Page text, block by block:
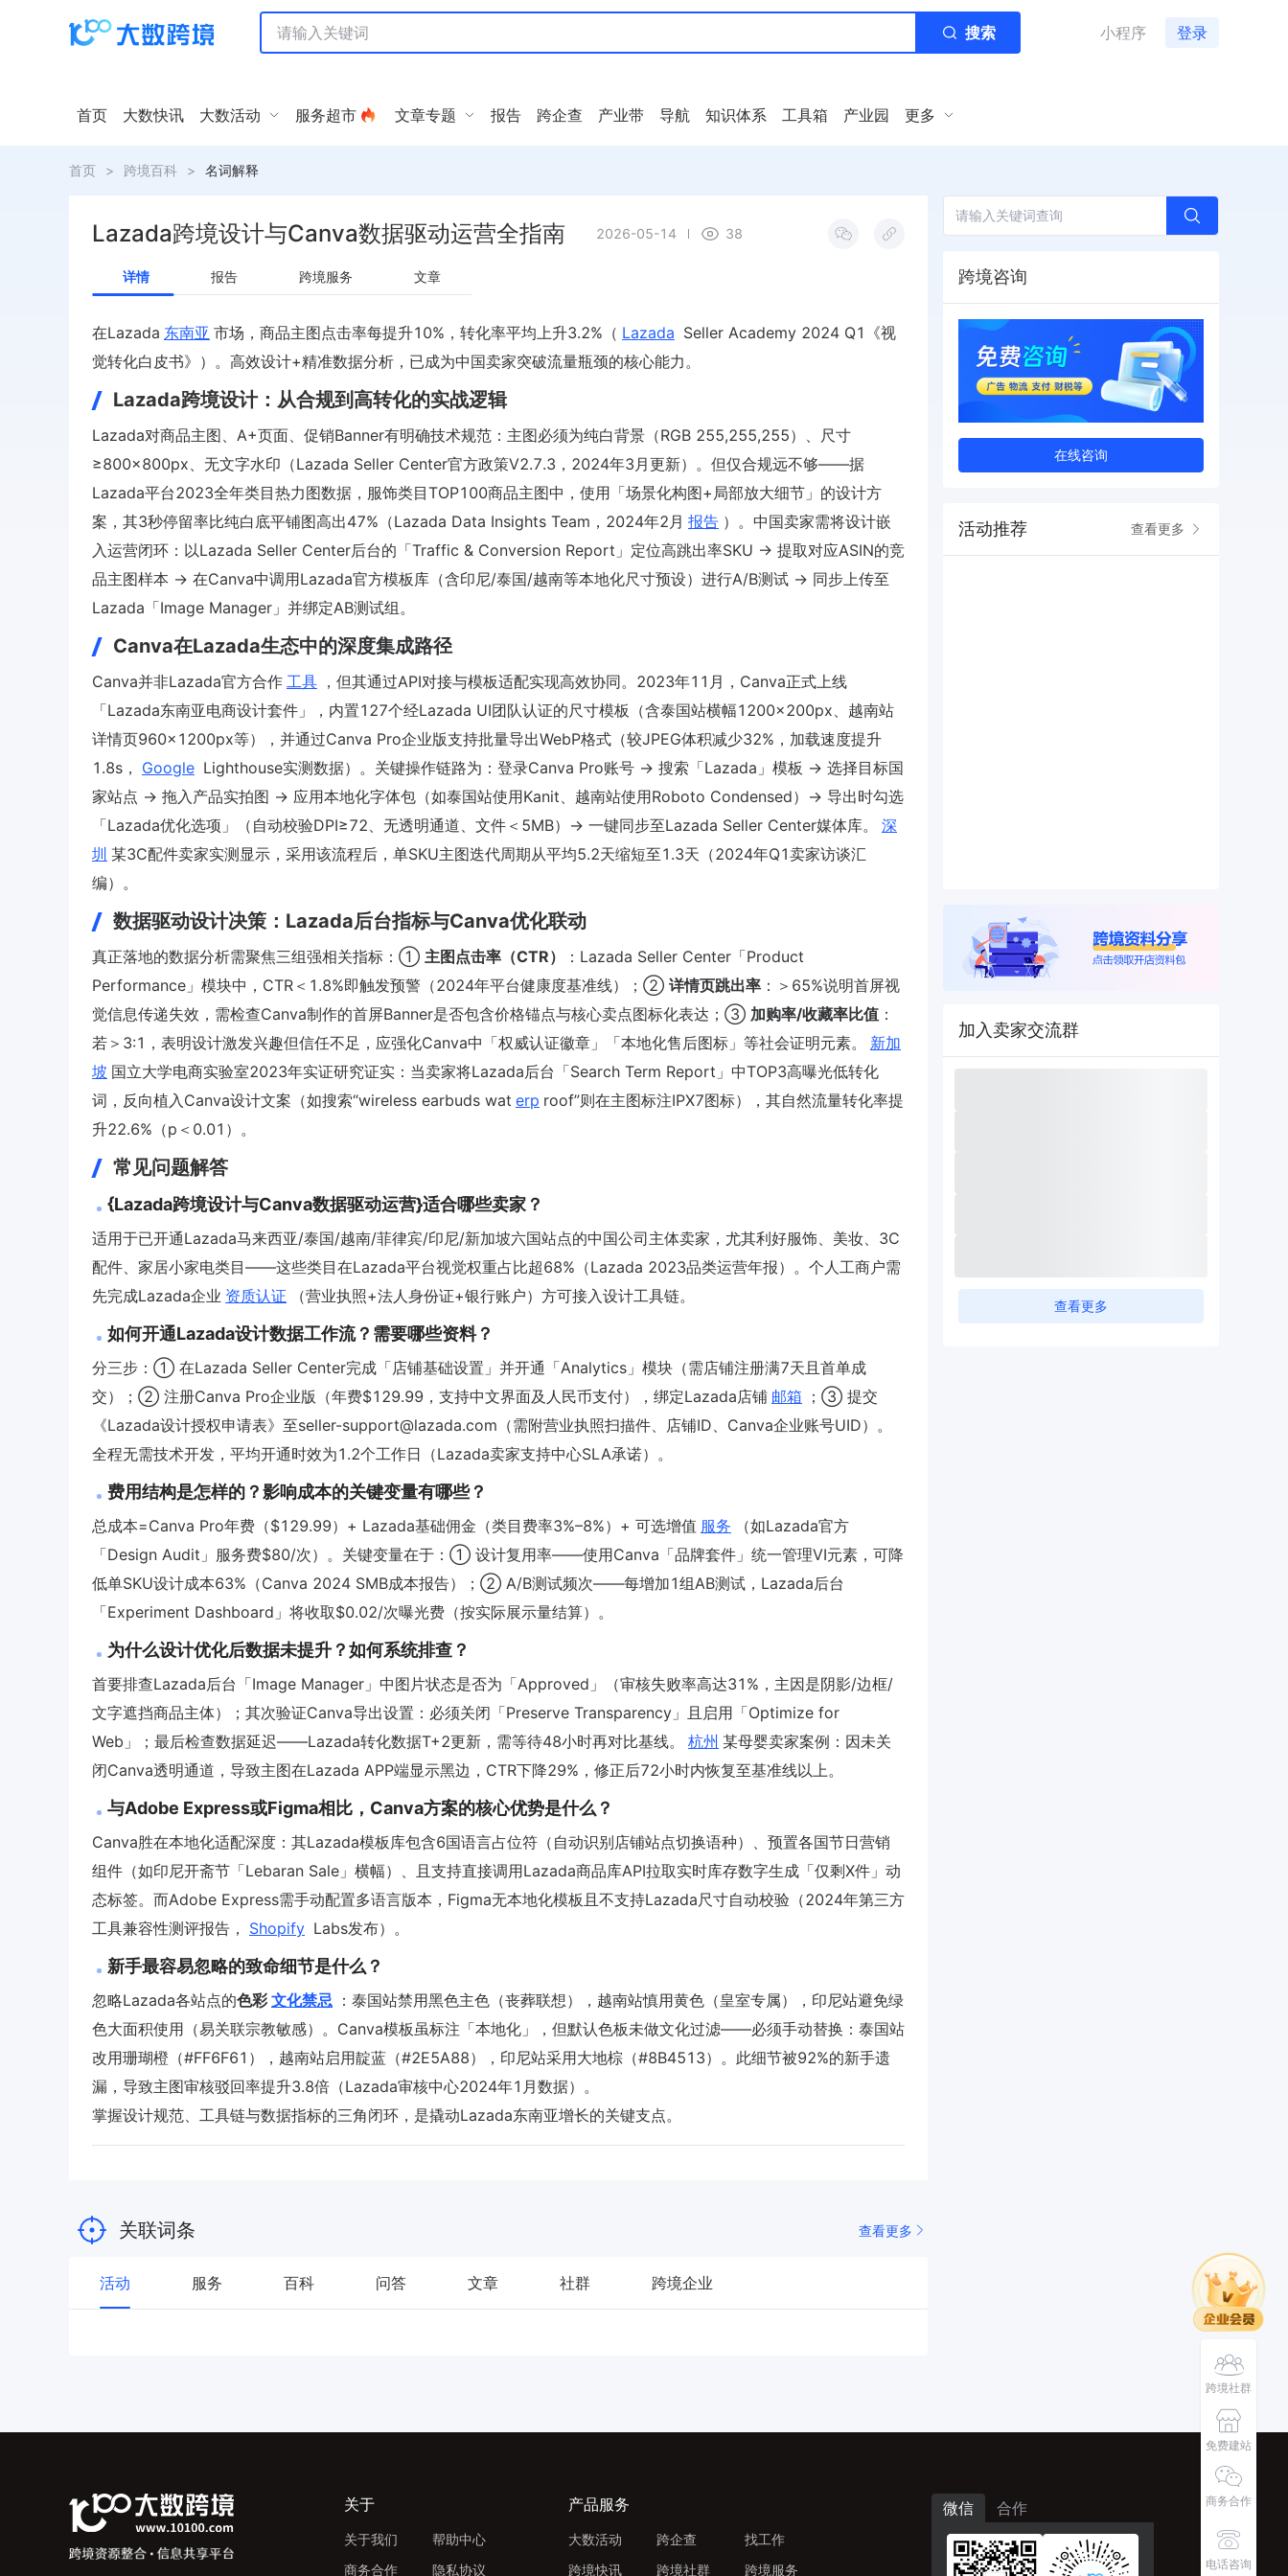
搜索 小程序 登录
首页 大数快讯 大数活动 服务超市 文章专题 报告 跨企查 产业带 导航 知识体系 工具箱 产业园 更多
首页 > 跨境百科 > 名词解释
Lazada跨境设计与Canva数据驱动运营全指南 2026-05-14 38
详情 报告 跨境服务 文章
在Lazada 东南亚 市场，商品主图点击率每提升10%，转化率平均上升3.2%（ Lazada Seller Academy 2024 Q1《视
觉转化白皮书》）。高效设计+精准数据分析，已成为中国卖家突破流量瓶颈的核心能力。
Lazada跨境设计：从合规到高转化的实战逻辑
Lazada对商品主图、A+页面、促销Banner有明确技术规范：主图必须为纯白背景（RGB 255,255,255）、尺寸
≥800×800px、无文字水印（Lazada Seller Center官方政策V2.7.3，2024年3月更新）。但仅合规远不够——据
Lazada平台2023全年类目热力图数据，服饰类目TOP100商品主图中，使用「场景化构图+局部放大细节」的设计方
案，其3秒停留率比纯白底平铺图高出47%（Lazada Data Insights Team，2024年2月 报告 ）。中国卖家需将设计嵌
入运营闭环：以Lazada Seller Center后台的「Traffic & Conversion Report」定位高跳出率SKU → 提取对应ASIN的竞
品主图样本 → 在Canva中调用Lazada官方模板库（含印尼/泰国/越南等本地化尺寸预设）进行A/B测试 → 同步上传至
Lazada「Image Manager」并绑定AB测试组。
Canva在Lazada生态中的深度集成路径
Canva并非Lazada官方合作 工具 ，但其通过API对接与模板适配实现高效协同。2023年11月，Canva正式上线
「Lazada东南亚电商设计套件」，内置127个经Lazada UI团队认证的尺寸模板（含泰国站横幅1200×200px、越南站
详情页960×1200px等），并通过Canva Pro企业版支持批量导出WebP格式（较JPEG体积减少32%，加载速度提升
1.8s， Google Lighthouse实测数据）。关键操作链路为：登录Canva Pro账号 → 搜索「Lazada」模板 → 选择目标国
家站点 → 拖入产品实拍图 → 应用本地化字体包（如泰国站使用Kanit、越南站使用Roboto Condensed）→ 导出时勾选
「Lazada优化选项」（自动校验DPI≥72、无透明通道、文件＜5MB）→ 一键同步至Lazada Seller Center媒体库。
深
圳 某3C配件卖家实测显示，采用该流程后，单SKU主图迭代周期从平均5.2天缩短至1.3天（2024年Q1卖家访谈汇
编）。
数据驱动设计决策：Lazada后台指标与Canva优化联动
真正落地的数据分析需聚焦三组强相关指标：① 主图点击率（CTR）
：Lazada Seller Center「Product
Performance」模块中，CTR＜1.8%即触发预警（2024年平台健康度基准线）；② 详情页跳出率 ：＞65%说明首屏视
觉信息传递失效，需检查Canva制作的首屏Banner是否包含价格锚点与核心卖点图标化表达；③ 加购率/收藏率比值 ：
若＞3:1，表明设计激发兴趣但信任不足，应强化Canva中「权威认证徽章」「本地化售后图标」等社会证明元素。
新加
坡 国立大学电商实验室2023年实证研究证实：当卖家将Lazada后台「Search Term Report」中TOP3高曝光低转化
词，反向植入Canva设计文案（如搜索“wireless earbuds wat erp roof”则在主图标注IPX7图标），其自然流量转化率提
升22.6%（p＜0.01）。
常见问题解答
{Lazada跨境设计与Canva数据驱动运营}适合哪些卖家？
适用于已开通Lazada马来西亚/泰国/越南/菲律宾/印尼/新加坡六国站点的中国公司主体卖家，尤其利好服饰、美妆、3C
配件、家居小家电类目——这些类目在Lazada平台视觉权重占比超68%（Lazada 2023品类运营年报）。个人工商户需
先完成Lazada企业 资质认证 （营业执照+法人身份证+银行账户）方可接入设计工具链。
如何开通Lazada设计数据工作流？需要哪些资料？
分三步：① 在Lazada Seller Center完成「店铺基础设置」并开通「Analytics」模块（需店铺注册满7天且首单成
交）；② 注册Canva Pro企业版（年费$129.99，支持中文界面及人民币支付），绑定Lazada店铺 邮箱 ；③ 提交
《Lazada设计授权申请表》至seller-support@lazada.com（需附营业执照扫描件、店铺ID、Canva企业账号UID）。
全程无需技术开发，平均开通时效为1.2个工作日（Lazada卖家支持中心SLA承诺）。
费用结构是怎样的？影响成本的关键变量有哪些？
总成本=Canva Pro年费（$129.99）+ Lazada基础佣金（类目费率3%–8%）+ 可选增值 服务
（如Lazada官方
「Design Audit」服务费$80/次）。关键变量在于：① 设计复用率——使用Canva「品牌套件」统一管理VI元素，可降
低单SKU设计成本63%（Canva 2024 SMB成本报告）；② A/B测试频次——每增加1组AB测试，Lazada后台
「Experiment Dashboard」将收取$0.02/次曝光费（按实际展示量结算）。
为什么设计优化后数据未提升？如何系统排查？
首要排查Lazada后台「Image Manager」中图片状态是否为「Approved」（审核失败率高达31%，主因是阴影/边框/
文字遮挡商品主体）；其次验证Canva导出设置：必须关闭「Preserve Transparency」且启用「Optimize for
Web」；最后检查数据延迟——Lazada转化数据T+2更新，需等待48小时再对比基线。
杭州 某母婴卖家案例：因未关
闭Canva透明通道，导致主图在Lazada APP端显示黑边，CTR下降29%，修正后72小时内恢复至基准线以上。
与Adobe Express或Figma相比，Canva方案的核心优势是什么？
Canva胜在本地化适配深度：其Lazada模板库包含6国语言占位符（自动识别店铺站点切换语种）、预置各国节日营销
组件（如印尼开斋节「Lebaran Sale」横幅）、且支持直接调用Lazada商品库API拉取实时库存数字生成「仅剩X件」动
态标签。而Adobe Express需手动配置多语言版本，Figma无本地化模板且不支持Lazada尺寸自动校验（2024年第三方
工具兼容性测评报告， Shopify Labs发布）。
新手最容易忽略的致命细节是什么？
忽略Lazada各站点的色彩 文化禁忌 ：泰国站禁用黑色主色（丧葬联想），越南站慎用黄色（皇室专属），印尼站避免绿
色大面积使用（易关联宗教敏感）。Canva模板虽标注「本地化」，但默认色板未做文化过滤——必须手动替换：泰国站
改用珊瑚橙（#FF6F61），越南站启用靛蓝（#2E5A88），印尼站采用大地棕（#8B4513）。此细节被92%的新手遗
漏，导致主图审核驳回率提升3.8倍（Lazada审核中心2024年1月数据）。
掌握设计规范、工具链与数据指标的三角闭环，是撬动Lazada东南亚增长的关键支点。
关联词条 查看更多
活动 服务 百科 问答 文章 社群 跨境企业
跨境咨询
在线咨询
活动推荐 查看更多
加入卖家交流群
查看更多
跨境社群
免费建站
商务合作
电话咨询
关于
关于我们
商务合作
帮助中心
隐私协议
产品服务
大数活动
跨境快讯
跨企查
跨境社群
找工作
跨境服务
微信 合作